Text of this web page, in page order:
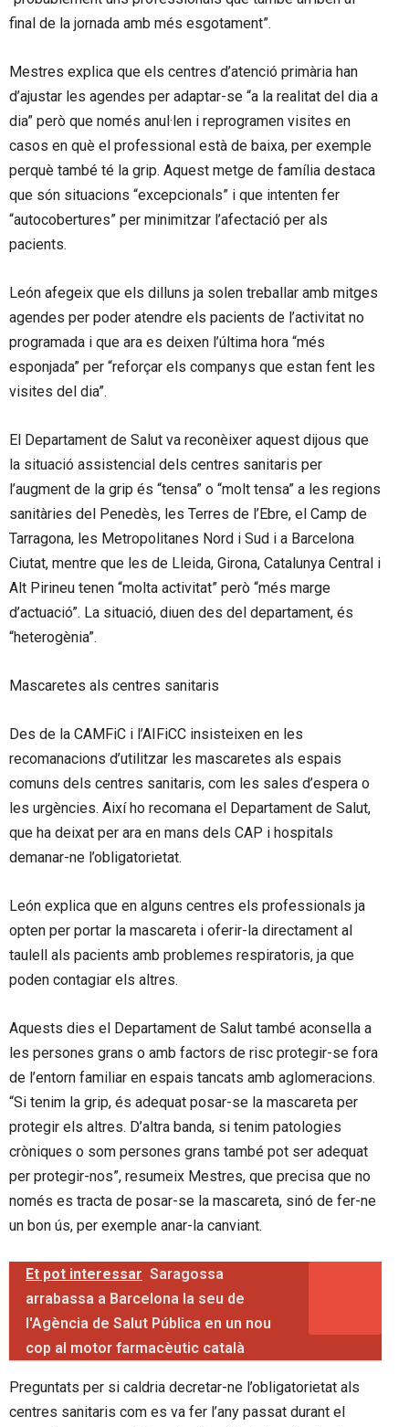
final de la jornada amb més esgotament”.
Mestres explica que els centres d’atenció primària han
d’ajustar les agendes per adaptar-se “a la realitat del dia a
dia” però que només anul·len i reprogramen visites en
casos en què el professional està de baixa, per exemple
perquè també té la grip. Aquest metge de família destaca
que són situacions “excepcionals” i que intenten fer
“autocobertures” per minimitzar l’afectació per als
pacients.
León afegeix que els dilluns ja solen treballar amb mitges
agendes per poder atendre els pacients de l’activitat no
programada i que ara es deixen l’última hora “més
esponjada” per “reforçar els companys que estan fent les
visites del dia”.
El Departament de Salut va reconèixer aquest dijous que
la situació assistencial dels centres sanitaris per
l’augment de la grip és “tensa” o “molt tensa” a les regions
sanitàries del Penedès, les Terres de l’Ebre, el Camp de
Tarragona, les Metropolitanes Nord i Sud i a Barcelona
Ciutat, mentre que les de Lleida, Girona, Catalunya Central i
Alt Pirineu tenen “molta activitat” però “més marge
d’actuació”. La situació, diuen des del departament, és
“heterogènia”.
Mascaretes als centres sanitaris
Des de la CAMFiC i l’AIFiCC insisteixen en les
recomanacions d’utilitzar les mascaretes als espais
comuns dels centres sanitaris, com les sales d’espera o
les urgències. Així ho recomana el Departament de Salut,
que ha deixat per ara en mans dels CAP i hospitals
demanar-ne l’obligatorietat.
León explica que en alguns centres els professionals ja
opten per portar la mascareta i oferir-la directament al
taulell als pacients amb problemes respiratoris, ja que
poden contagiar els altres.
Aquests dies el Departament de Salut també aconsella a
les persones grans o amb factors de risc protegir-se fora
de l’entorn familiar en espais tancats amb aglomeracions.
“Si tenim la grip, és adequat posar-se la mascareta per
protegir els altres. D’altra banda, si tenim patologies
cròniques o som persones grans també pot ser adequat
per protegir-nos”, resumeix Mestres, que precisa que no
només es tracta de posar-se la mascareta, sinó de fer-ne
un bon ús, per exemple anar-la canviant.
Et pot interessar Saragossa
arrabassa a Barcelona la seu de
l'Agència de Salut Pública en un nou
cop al motor farmacèutic català
Preguntats per si caldria decretar-ne l’obligatorietat als
centres sanitaris com es va fer l’any passat durant el